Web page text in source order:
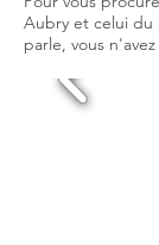
Aubry et celui du
parle, vous